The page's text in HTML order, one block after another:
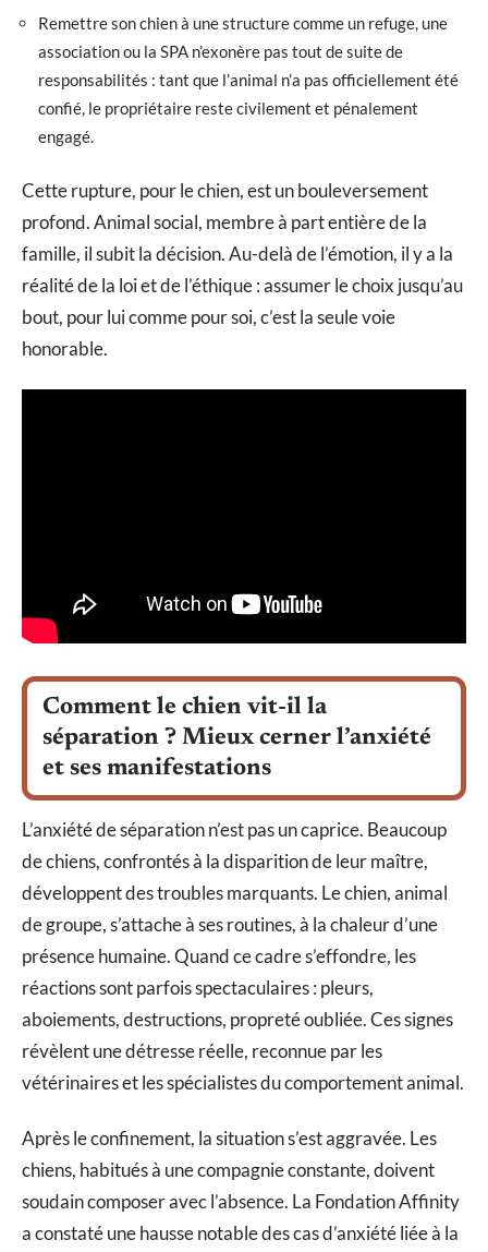
Remettre son chien à une structure comme un refuge, une
association ou la SPA n’exonère pas tout de suite de
responsabilités : tant que l’animal n’a pas officiellement été
confié, le propriétaire reste civilement et pénalement
engagé.
Cette rupture, pour le chien, est un bouleversement
profond. Animal social, membre à part entière de la
famille, il subit la décision. Au-delà de l’émotion, il y a la
réalité de la loi et de l’éthique : assumer le choix jusqu’au
bout, pour lui comme pour soi, c’est la seule voie
honorable.
Comment le chien vit-il la
séparation ? Mieux cerner l’anxiété
et ses manifestations
L’anxiété de séparation n’est pas un caprice. Beaucoup
de chiens, confrontés à la disparition de leur maître,
développent des troubles marquants. Le chien, animal
de groupe, s’attache à ses routines, à la chaleur d’une
présence humaine. Quand ce cadre s’effondre, les
réactions sont parfois spectaculaires : pleurs,
aboiements, destructions, propreté oubliée. Ces signes
révèlent une détresse réelle, reconnue par les
vétérinaires et les spécialistes du comportement animal.
Après le confinement, la situation s’est aggravée. Les
chiens, habitués à une compagnie constante, doivent
soudain composer avec l’absence. La Fondation Affinity
a constaté une hausse notable des cas d’anxiété liée à la